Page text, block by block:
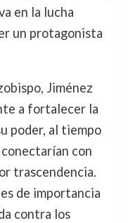
en la lucha
un protagonista
Jiménez
a fortalecer la
poder, al tiempo
con
trascendencia.
de importancia
contra los